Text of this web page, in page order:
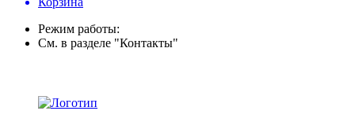
Режим работы:
См. в разделе "Контакты"